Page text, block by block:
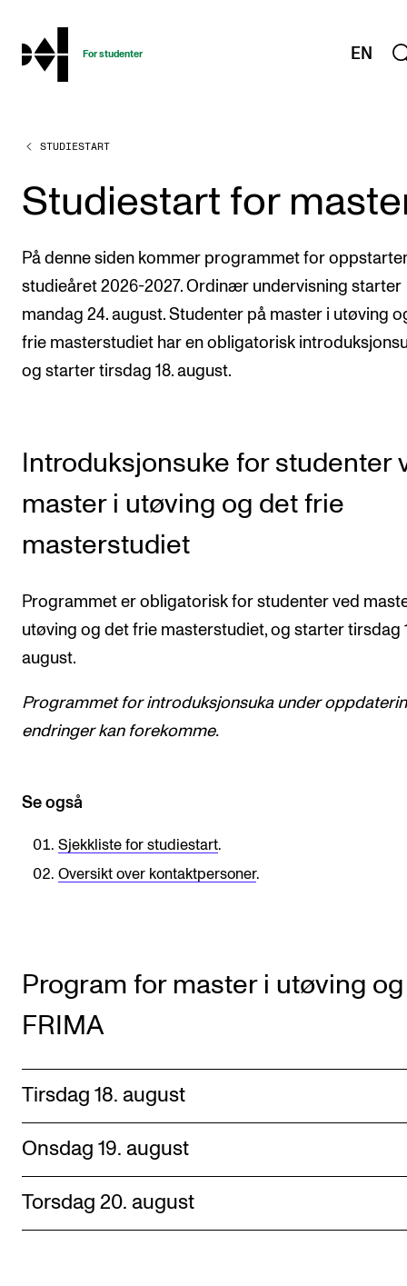
hjem
For studenter EN
STUDIENE
Eksamen, arbeidskrav og vitnemål
Studieplaner og emner
Studiekalender
Tilrettelegging og fritak
Timeplaner og undervisning
Valgemner
Lover og regler
Gjennomføre konserter og arrangementer
Plakat, program og markedsføring
Offentlige konserter
Låne utstyr
Canvas
IT og digitale tjenester
Rom, bygg, saler og studio
Semesterregistrering
Betalte spilleoppdrag
Utveksling og reiser
Mangfold og likestilling
AKTUELT
Arrangementer
Nyheter for studenter
STUDIESTART
Studiestart for
På denne siden kommer programmet for
studieåret 2026-2027. Ordinær undervisning starter
mandag 24. august. Studenter på master i utøving
frie masterstudiet har en obligatorisk
og starter tirsdag 18. august.
Introduksjonsuke for studenter
master i utøving og det frie
masterstudiet
Programmet er obligatorisk for studenter ved
utøving og det frie masterstudiet, og starter tirsdag
august.
Programmet for introduksjonsuka under
endringer kan forekomme.
Se også
Sjekkliste for studiestart.
Oversikt over kontaktpersoner.
Program for master i utøving og
FRIMA
Tirsdag 18. august
Onsdag 19. august
Torsdag 20. august